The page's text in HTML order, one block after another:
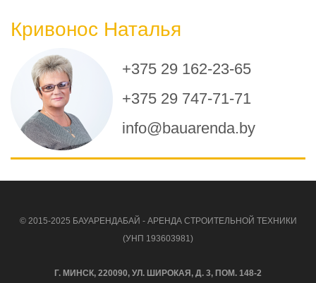
Кривонос Наталья
+375 29 162-23-65
+375 29 747-71-71
info@bauarenda.by
© 2015-2025 БАУАРЕНДАБАЙ - АРЕНДА СТРОИТЕЛЬНОЙ ТЕХНИКИ
(УНП 193603981)
Г. МИНСК, 220090, УЛ. ШИРОКАЯ, Д. 3, ПОМ. 148-2